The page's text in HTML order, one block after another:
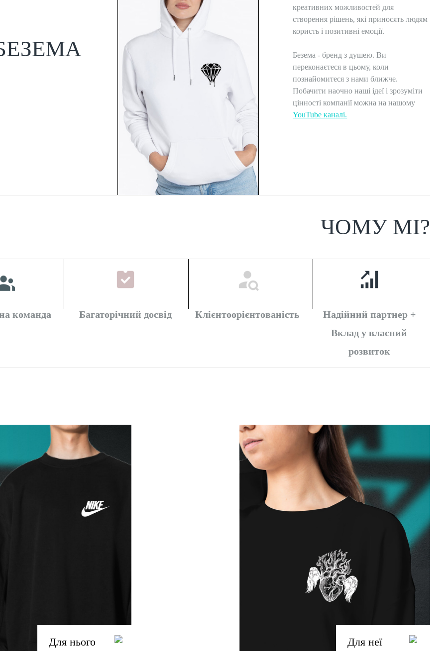
креативних можливостей для
створення рішень, які приносять людям
користь і позитивні емоції.
Безема - бренд з душею. Ви
переконаєтеся в цьому, коли
познайомитеся з нами ближче.
Побачити наочно наші ідеї і зрозуміти
цінності компанії можна на нашому
YouTube каналі.
ЧОМУ МІ?
команда Багаторічний досвід Клієнтоорієнтованість
Надійний партнер +
Вклад у власний
розвиток
Для нього Для неї